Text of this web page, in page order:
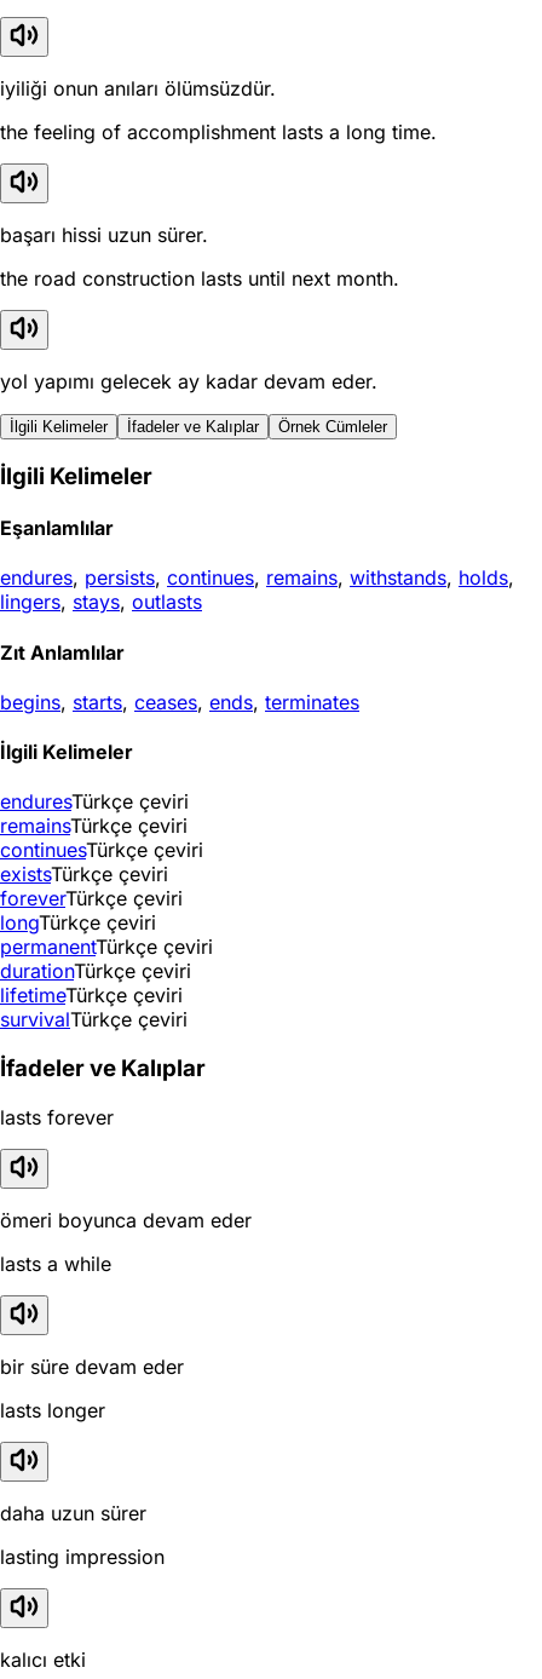
iyiliği onun anıları ölümsüzdür.
the feeling of accomplishment lasts a long time.
başarı hissi uzun sürer.
the road construction lasts until next month.
yol yapımı gelecek ay kadar devam eder.
İlgili Kelimeler İfadeler ve Kalıplar Örnek Cümleler
İlgili Kelimeler
Eşanlamlılar
endures, persists, continues, remains, withstands, holds,
lingers, stays, outlasts
Zıt Anlamlılar
begins, starts, ceases, ends, terminates
İlgili Kelimeler
enduresTürkçe çeviri
remainsTürkçe çeviri
continuesTürkçe çeviri
existsTürkçe çeviri
foreverTürkçe çeviri
longTürkçe çeviri
permanentTürkçe çeviri
durationTürkçe çeviri
lifetimeTürkçe çeviri
survivalTürkçe çeviri
İfadeler ve Kalıplar
lasts forever
ömeri boyunca devam eder
lasts a while
bir süre devam eder
lasts longer
daha uzun sürer
lasting impression
kalıcı etki